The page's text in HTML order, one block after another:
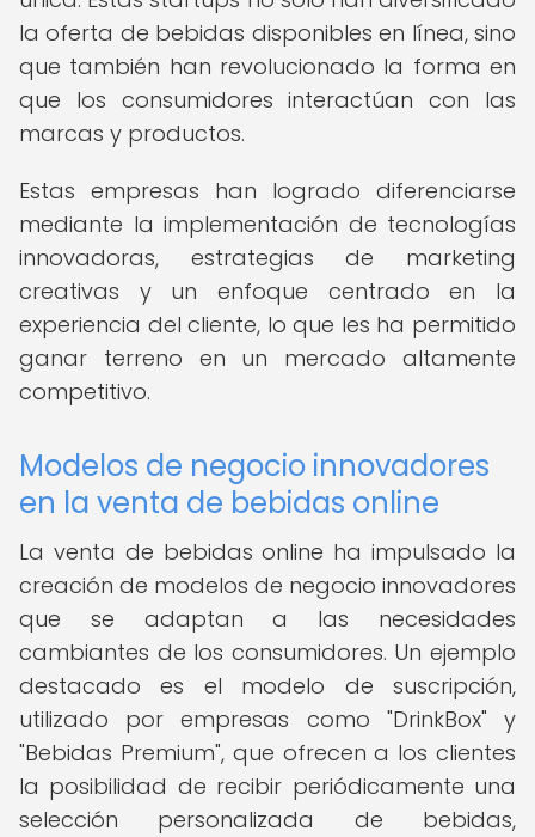
la oferta de bebidas disponibles en línea, sino
que también han revolucionado la forma en
que los consumidores interactúan con las
marcas y productos.
Estas empresas han logrado diferenciarse
mediante la implementación de tecnologías
innovadoras, estrategias de marketing
creativas y un enfoque centrado en la
experiencia del cliente, lo que les ha permitido
ganar terreno en un mercado altamente
competitivo.
Modelos de negocio innovadores
en la venta de bebidas online
La venta de bebidas online ha impulsado la
creación de modelos de negocio innovadores
que se adaptan a las necesidades
cambiantes de los consumidores. Un ejemplo
destacado es el modelo de suscripción,
utilizado por empresas como "DrinkBox" y
"Bebidas Premium", que ofrecen a los clientes
la posibilidad de recibir periódicamente una
selección personalizada de bebidas,